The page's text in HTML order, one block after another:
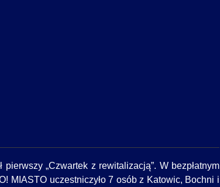
„Czwartek z rewitalizacją”. W bezpłatnym
MIASTO uczestniczyło 7 osób z Katowic, Bochni i